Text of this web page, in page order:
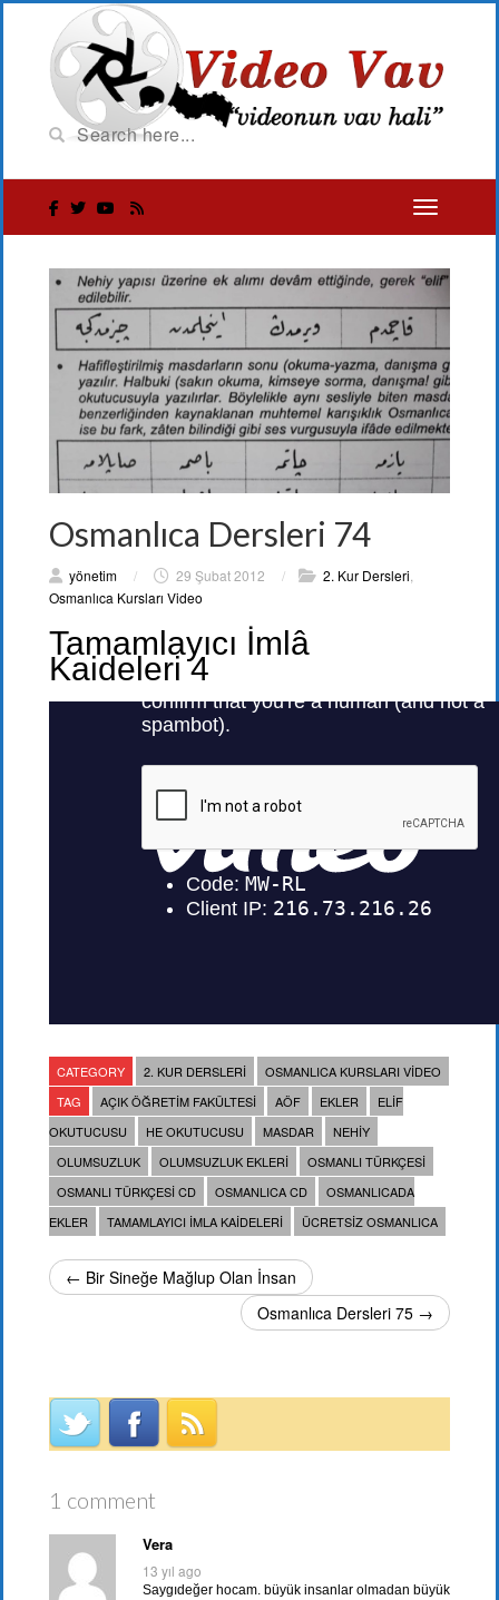
Osmanlıca Dersleri 74
yönetim / 29 Şubat 2012 / 2. Kur Dersleri,
Osmanlıca Kursları Video
Tamamlayıcı İmlâ
Kaideleri 4
CATEGORY 2. KUR DERSLERI
OSMANLICA KURSLARI VIDEO
TAG
AÇIK ÖĞRETIM FAKÜLTESI AÖF EKLER
ELIF
OKUTUCUSU
HE OKUTUCUSU MASDAR
NEHIY
OLUMSUZLUK
OLUMSUZLUK EKLERI
OSMANLI TÜRKÇESI
OSMANLI TÜRKÇESI CD
OSMANLICA CD
OSMANLICADA
EKLER
TAMAMLAYICI IMLA KAIDELERI ÜCRETSIZ OSMANLICA
← Bir Sineğe Mağlup Olan İnsan
Osmanlıca Dersleri 75 →
1 comment
Vera
13 yıl ago
Saygıdeğer hocam. büyük insanlar olmadan büyük